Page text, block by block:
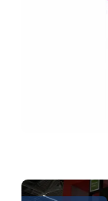
Trends für